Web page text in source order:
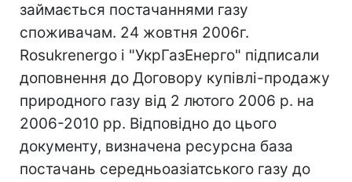
займається постачаннями газу
споживачам. 24 жовтня 2006г.
Rosukrenergo і "УкрГазЕнерго" підписали
доповнення до Договору купівлі-продажу
природного газу від 2 лютого 2006 р. на
2006-2010 рр. Відповідно до цього
документу, визначена ресурсна база
постачань середньоазіатського газу до